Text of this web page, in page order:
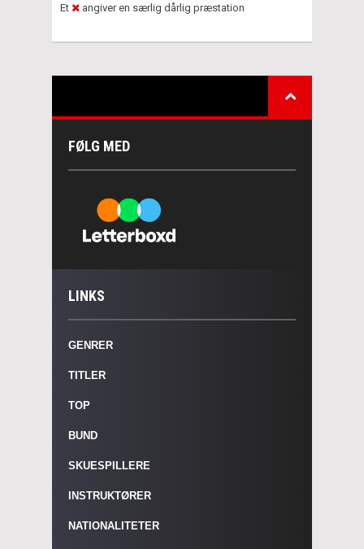
Et
angiver en særlig dårlig præstation
FØLG MED
LINKS
GENRER
TITLER
TOP
BUND
SKUESPILLERE
INSTRUKTØRER
NATIONALITETER